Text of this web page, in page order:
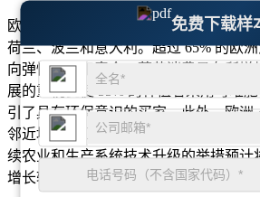
免费下载样
欧洲占据全球蘑菇种植市场约 30% 的
荷兰、波兰和意大利。超过 65% 的欧
向弹性素食和素食，蘑菇消费量有所增
展的重视促使 55% 的种植者采用可堆
引了具有环保意识的买家。此外，欧洲
邻近地区，凸显了欧洲作为主要供应国
续农业和生产系统技术升级的举措预计
增长轨迹。